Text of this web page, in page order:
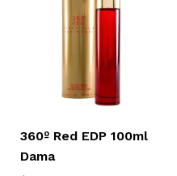
360º Red EDP 100ml
Dama